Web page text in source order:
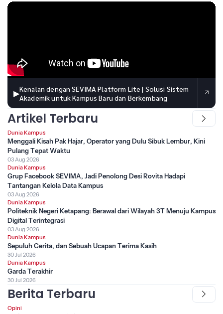
▶Kenalan dengan SEVIMA Platform Lite | Solusi Sistem
Akademik untuk Kampus Baru dan Berkembang
Artikel Terbaru
Dunia Kampus
Menggali Kisah Pak Hajar, Operator yang Dulu Sibuk Lembur, Kini
Pulang Tepat Waktu
03 Aug 2026
Dunia Kampus
Grup Facebook SEVIMA, Jadi Penolong Desi Rovita Hadapi
Tantangan Kelola Data Kampus
03 Aug 2026
Dunia Kampus
Politeknik Negeri Ketapang: Berawal dari Wilayah 3T Menuju Kampus
Digital Terintegrasi
03 Aug 2026
Dunia Kampus
Sepuluh Cerita, dan Sebuah Ucapan Terima Kasih
30 Jul 2026
Dunia Kampus
Garda Terakhir
30 Jul 2026
Berita Terbaru
Opini